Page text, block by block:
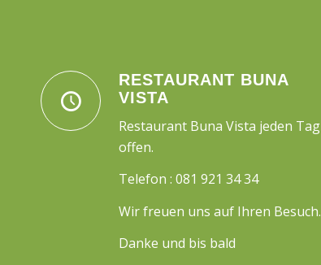
RESTAURANT BUNA
VISTA
Restaurant Buna Vista jeden Tag
offen.
Telefon : 081 921 34 34
Wir freuen uns auf Ihren Besuch.
Danke und bis bald